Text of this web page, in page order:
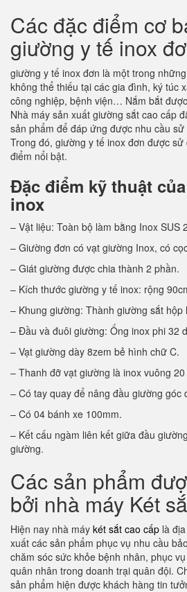
Các đặc điểm cơ
giường y tế inox
giường y tế inox đơn là một trong
không thể thiếu tại các gia đình, ký túc
công nghiệp, bệnh viện… Nắm bắt
Nhà máy sản xuất giường sắt cao cấp
sản phẩm để đáp ứng được nhu cầu
Trong đó, giường y tế inox đơn được sử
điểm nổi bật.
Đặc điểm kỹ thuật
inox
– Vật liệu: Toàn bộ làm bằng Inox SUS
– Giường đơn có vạt giường Inox, có
– Giát giường được chia thành 2 phần.
– Kích thước giường y tế inox: rộng
– Khung giường: Thành giường sắt hộp
– Đầu và đuôi giường: Ống inox phi 32
– Vạt giường dày 8zem bẻ hình chữ C.
– Thanh đỡ vạt giường là inox vuông
– Có tay quay để nâng đầu giường góc
– Có 04 bánh xe 100mm.
– Kết cấu ngàm liên kết giữa đầu
giường.
Các sản phẩm
bởi nhà máy Két
Hiện nay nhà máy két sắt cao cấp là
xuất các sản phẩm phục vụ nhu cầu
chăm sóc sức khỏe bệnh nhân, phục
quân nhân trong doanh trại quân đội.
sản phẩm hiện được khách hàng tin